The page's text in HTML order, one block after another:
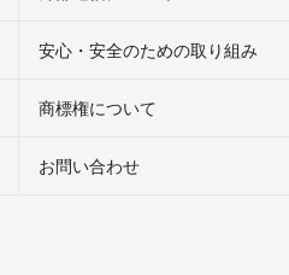
安心・安全のための取り組み
商標権について
お問い合わせ